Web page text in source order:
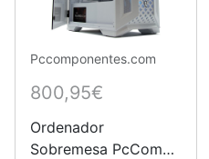
Pccomponentes.com
800,95€
Ordenador
Sobremesa PcCom